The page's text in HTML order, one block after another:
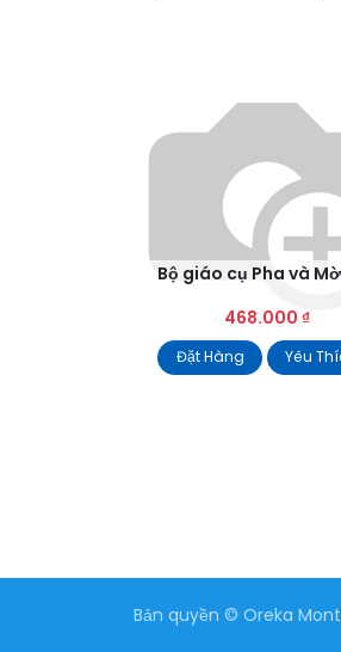
Bộ giáo cụ Pha và
468.000 ₫
Đặt Hàng Yêu
Bản quyền © Oreka